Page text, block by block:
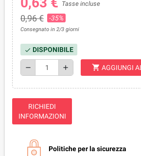
Tasse incluse
0,96 € -35%
Consegnato in 2/3 giorni
check DISPONIBILE
remove add shopping_cart AGGIUNGI
RICHIEDI
INFORMAZIONI
Politiche per la sicurezza